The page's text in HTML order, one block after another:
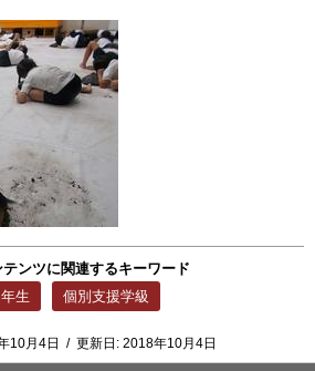
テンツに関連するキーワード
年生
個別支援学級
10月4日 / 更新日: 2018年10月4日